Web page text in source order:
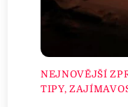
NEJNOVĚJŠÍ
TIPY,